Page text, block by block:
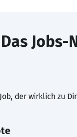
Das
der wirklich zu